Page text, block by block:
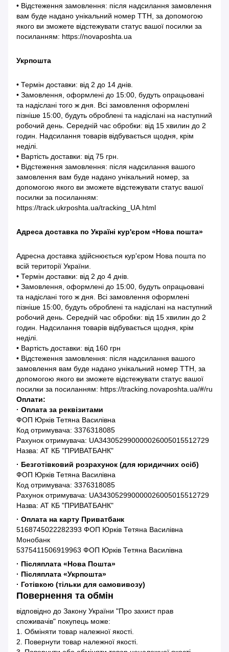
• Відстеження замовлення: після надсилання замовлення
вам буде надано унікальний номер ТТН, за допомогою
якого ви зможете відстежувати статус вашої посилки за
посиланням: https://novaposhta.ua
Укрпошта
• Термін доставки: від 2 до 14 днів.
• Замовлення, оформлені до 15:00, будуть опрацьовані
та надіслані того ж дня. Всі замовлення оформлені
пізніше 15:00, будуть оброблені та надіслані на наступний
робочий день. Середній час обробки: від 15 хвилин до 2
годин. Надсилання товарів відбувається щодня, крім
неділі.
• Вартість доставки: від 75 грн.
• Відстеження замовлення: після надсилання вашого
замовлення вам буде надано унікальний номер, за
допомогою якого ви зможете відстежувати статус вашої
посилки за посиланням:
https://track.ukrposhta.ua/tracking_UA.html
Адреса доставка по Україні кур'єром «Нова пошта»
Адресна доставка здійснюється кур'єром Нова пошта по
всій території України.
• Термін доставки: від 2 до 4 днів.
• Замовлення, оформлені до 15:00, будуть опрацьовані
та надіслані того ж дня. Всі замовлення оформлені
пізніше 15:00, будуть оброблені та надіслані на наступний
робочий день. Середній час обробки: від 15 хвилин до 2
годин. Надсилання товарів відбувається щодня, крім
неділі.
• Вартість доставки: від 160 грн
• Відстеження замовлення: після надсилання вашого
замовлення вам буде надано унікальний номер ТТН, за
допомогою якого ви зможете відстежувати статус вашої
посилки за посиланням: https://tracking.novaposhta.ua/#/ru
Оплати:
· Оплата за реквізитами
ФОП Юрків Тетяна Василівна
Код отримувача: 3376318085
Рахунок отримувача: UA343052990000026005015512729
Назва: АТ КБ "ПРИВАТБАНК"
· Безготівковий розрахунок (для юридичних осіб)
ФОП Юрків Тетяна Василівна
Код отримувача: 3376318085
Рахунок отримувача: UA343052990000026005015512729
Назва: АТ КБ "ПРИВАТБАНК"
· Оплата на карту Приватбанк
5168745022282393 ФОП Юрків Тетяна Василівна
Монобанк
5375411506919963 ФОП Юрків Тетяна Василівна
· Післяплата «Нова Пошта»
· Післяплата «Укрпошта»
· Готівкою (тільки для самовивозу)
Повернення та обмін
відповідно до Закону України "Про захист прав
споживачів" покупець може:
1. Обміняти товар належної якості.
2. Повернути товар належної якості.